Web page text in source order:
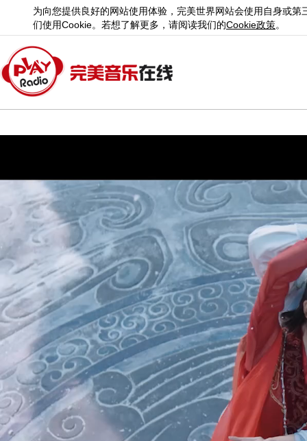
为向您提供良好的网站使用体验，完美世界网站会使用自身或第
们使用Cookie。若想了解更多，请阅读我们的Cookie政策。